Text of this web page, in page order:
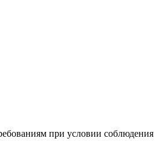
при условии соблюдения